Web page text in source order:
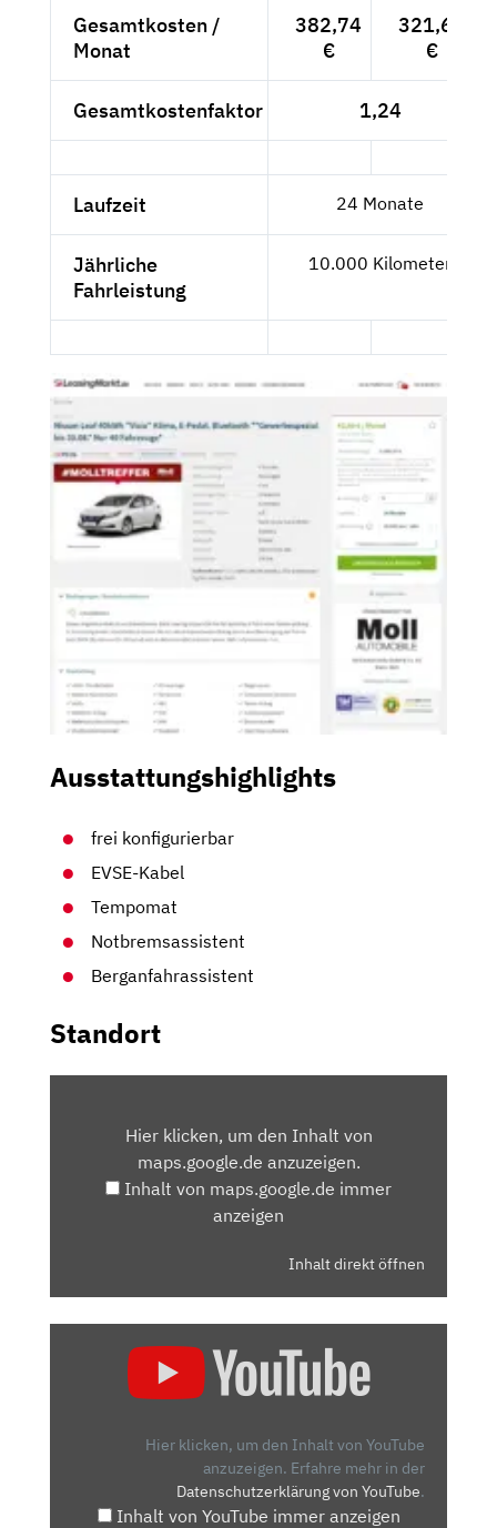
Gesamtkosten /
Monat
382,74
€
321,63
€
Gesamtkostenfaktor 1,24
Laufzeit 24 Monate
Jährliche
Fahrleistung
10.000 Kilometer
Ausstattungshighlights
frei konfigurierbar
EVSE-Kabel
Tempomat
Notbremsassistent
Berganfahrassistent
Standort
MAPS.GOOGLE.DEHier klicken, um den Inhalt von
maps.google.de anzuzeigen.
Inhalt von maps.google.de immer
anzeigen
Inhalt direkt öffnen
ELEKTRO-
Hier klicken, um den Inhalt von YouTube
anzuzeigen. Erfahre mehr in der
Datenschutzerklärung von YouTube.
Inhalt von YouTube immer anzeigen